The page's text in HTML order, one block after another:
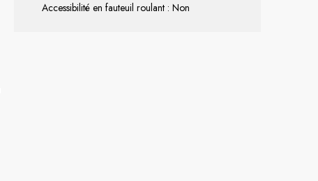
Accessibilité en fauteuil roulant : Non